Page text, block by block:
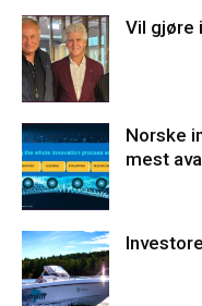
Vil gjøre
Norske
mest